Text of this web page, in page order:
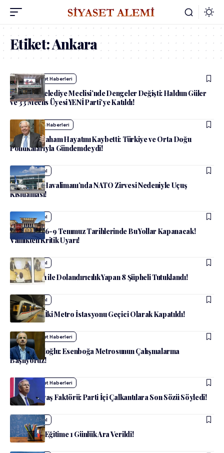
Etiket:Ankara
admin Siyaset Haberleri
Çankaya Belediye Meclisi’nde Dengeler Değişti: Haldun Güler
ve 33 Meclis Üyesi YENİ Parti’ye Katıldı!
admin Dünya Haberleri
Lindsey Graham Hayatını Kaybetti: Türkiye ve Orta Doğu
Politikalarıyla Gündemdeydi!
admin Güncel
Esenboğa Havalimanı’nda NATO Zirvesi Nedeniyle Uçuş
Kısıtlaması!
admin Güncel
Ankara’da 6-9 Temmuz Tarihlerinde Bu Yollar Kapanacak!
Valilikten Kritik Uyarı!
admin Güncel
Sahte Tapu ile Dolandırıcılık Yapan 8 Şüpheli Tutuklandı!
admin Güncel
Ankara’da İki Metro İstasyonu Geçici Olarak Kapatıldı!
admin Siyaset Haberleri
Bakan Uraloğlu: Esenboğa Metrosunun Çalışmalarına
Başlıyoruz!
admin Siyaset Haberleri
CHP’de Yavaş Faktörü: Parti İçi Çalkantılara Son Sözü Söyledi!
admin Güncel
Ankara’da Eğitime 1 Günlük Ara Verildi!